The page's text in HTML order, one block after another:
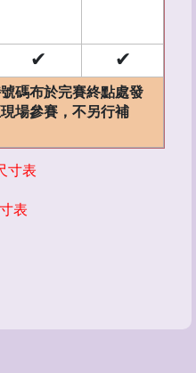
✔ ✔
碼布於完賽終點處發
場參賽，不另行補
寸表
表